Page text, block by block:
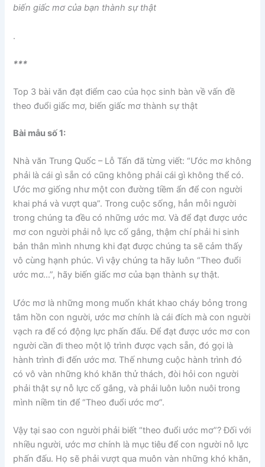
biến giấc mơ của bạn thành sự thật
.
***
Top 3 bài văn đạt điểm cao của học sinh bàn về vấn đề
theo đuổi giấc mơ, biến giấc mơ thành sự thật
Bài mẫu số 1:
Nhà văn Trung Quốc – Lỗ Tấn đã từng viết: “Ước mơ không
phải là cái gì sẵn có cũng không phải cái gì không thể có.
Ước mơ giống như một con đường tiềm ẩn để con người
khai phá và vượt qua”. Trong cuộc sống, hẳn mỗi người
trong chúng ta đều có những ước mơ. Và để đạt được ước
mơ con người phải nỗ lực cố gắng, thậm chí phải hi sinh
bản thân mình nhưng khi đạt được chúng ta sẽ cảm thấy
vô cùng hạnh phúc. Vì vậy chúng ta hãy luôn “Theo đuổi
ước mơ…”, hãy biến giấc mơ của bạn thành sự thật.
Ước mơ là những mong muốn khát khao cháy bỏng trong
tâm hồn con người, ước mơ chính là cái đích mà con người
vạch ra để có động lực phấn đấu. Để đạt được ước mơ con
người cần đi theo một lộ trình được vạch sẵn, đó gọi là
hành trình đi đến ước mơ. Thế nhưng cuộc hành trình đó
có vô vàn những khó khăn thử thách, đòi hỏi con người
phải thật sự nỗ lực cố gắng, và phải luôn luôn nuôi trong
mình niềm tin để “Theo đuổi ước mơ”.
Vậy tại sao con người phải biết “theo đuổi ước mơ”? Đối với
nhiều người, ước mơ chính là mục tiêu để con người nỗ lực
phấn đấu. Họ sẽ phải vượt qua muôn vàn những khó khăn,